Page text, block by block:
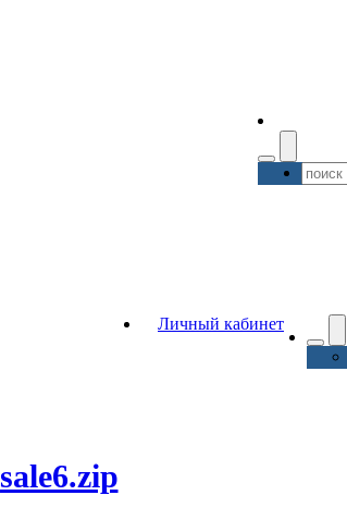
Личный кабинет
sale6.zip